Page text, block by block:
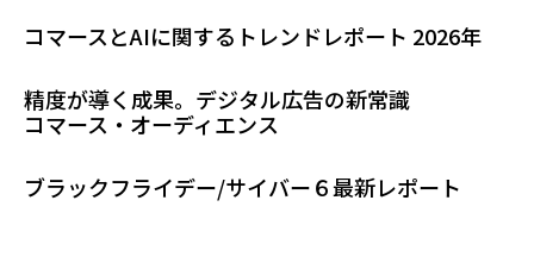
コマースとAIに関するトレンドレポート 2026年
精度が導く成果。デジタル広告の新常識
コマース・オーディエンス
ブラックフライデー/サイバー６最新レポート